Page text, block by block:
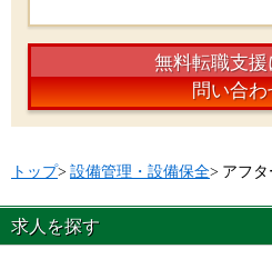
無料転職支援
問い合わ
トップ> 設備管理・設備保全> アフ
求人を探す